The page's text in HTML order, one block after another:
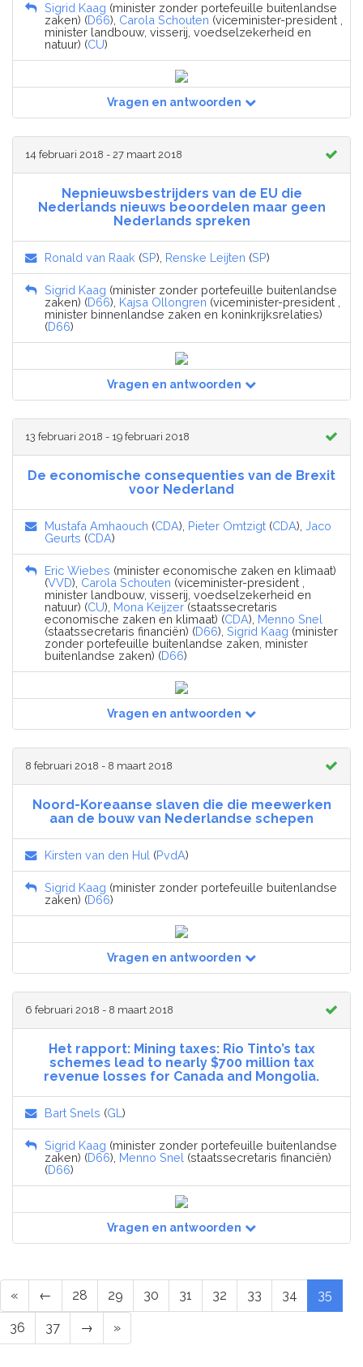
Sigrid Kaag (minister zonder portefeuille buitenlandse
zaken) (D66), Carola Schouten (viceminister-president ,
minister landbouw, visserij, voedselzekerheid en
natuur) (CU)
Vragen en antwoorden
14 februari 2018 - 27 maart 2018
Nepnieuwsbestrijders van de EU die
Nederlands nieuws beoordelen maar geen
Nederlands spreken
Ronald van Raak (SP), Renske Leijten (SP)
Sigrid Kaag (minister zonder portefeuille buitenlandse
zaken) (D66), Kajsa Ollongren (viceminister-president ,
minister binnenlandse zaken en koninkrijksrelaties)
(D66)
Vragen en antwoorden
13 februari 2018 - 19 februari 2018
De economische consequenties van de Brexit
voor Nederland
Mustafa Amhaouch (CDA), Pieter Omtzigt (CDA), Jaco
Geurts (CDA)
Eric Wiebes (minister economische zaken en klimaat)
(VVD), Carola Schouten (viceminister-president ,
minister landbouw, visserij, voedselzekerheid en
natuur) (CU), Mona Keijzer (staatssecretaris
economische zaken en klimaat) (CDA), Menno Snel
(staatssecretaris financiën) (D66), Sigrid Kaag (minister
zonder portefeuille buitenlandse zaken, minister
buitenlandse zaken) (D66)
Vragen en antwoorden
8 februari 2018 - 8 maart 2018
Noord-Koreaanse slaven die die meewerken
aan de bouw van Nederlandse schepen
Kirsten van den Hul (PvdA)
Sigrid Kaag (minister zonder portefeuille buitenlandse
zaken) (D66)
Vragen en antwoorden
6 februari 2018 - 8 maart 2018
Het rapport: Mining taxes: Rio Tinto’s tax
schemes lead to nearly $700 million tax
revenue losses for Canada and Mongolia.
Bart Snels (GL )
Sigrid Kaag (minister zonder portefeuille buitenlandse
zaken) (D66), Menno Snel (staatssecretaris financiën)
(D66)
Vragen en antwoorden
« ← 28 29 30 31 32 33 34 35
36 37 → »